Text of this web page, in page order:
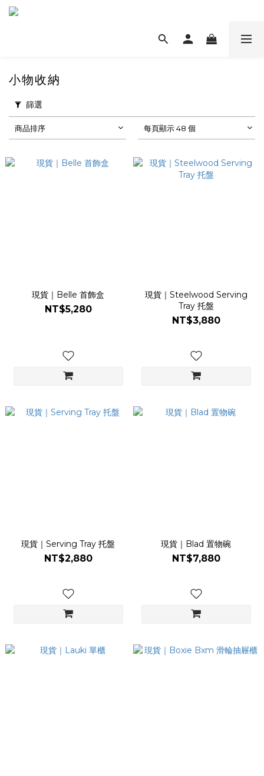
小物收納
篩選
商品排序 每頁顯示 48 個
現貨｜Belle 首飾盒
NT$5,280
現貨｜Steelwood Serving
Tray 托盤
NT$3,880
現貨｜Serving Tray 托盤
NT$2,880
現貨｜Blad 置物碗
NT$7,880